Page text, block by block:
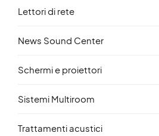
Lettori di rete
News Sound Center
Schermi e proiettori
Sistemi Multiroom
Trattamenti acustici